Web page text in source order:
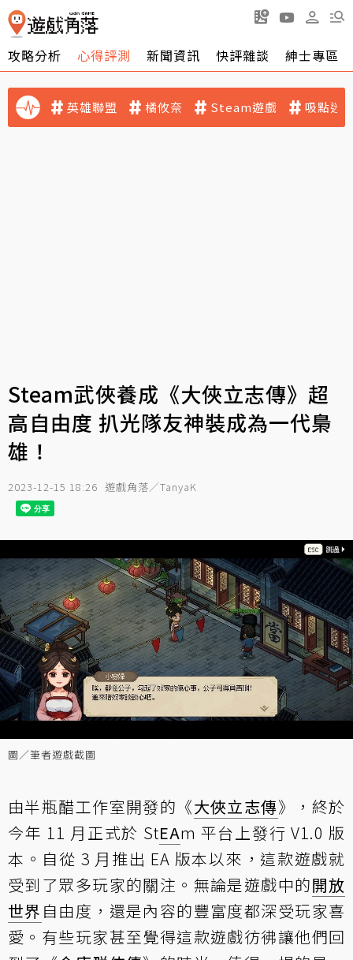
攻略分析 心得評測 新聞資訊 快評雜談 紳士專區
英雄聯盟 橘攸奈 Steam遊戲 吸點迷
Steam武俠養成《大俠立志傳》超
高自由度 扒光隊友神裝成為一代梟
雄！
2023-12-15 18:26 遊戲角落／TanyaK
圖／筆者遊戲截圖
由半瓶醋工作室開發的《大俠立志傳》，終於
今年 11 月正式於 StEAm 平台上發行 V1.0 版
本。自從 3 月推出 EA 版本以來，這款遊戲就
受到了眾多玩家的關注。無論是遊戲中的開放
世界 自由度，還是內容的豐富度都深受玩家喜
愛。有些玩家甚至覺得這款遊戲彷彿讓他們回